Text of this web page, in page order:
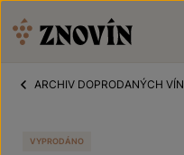
ARCHIV DOPRODANÝCH VÍN
VYPRODÁNO